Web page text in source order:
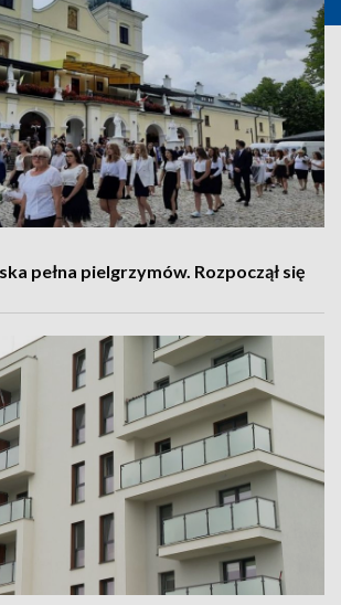
pełna pielgrzymów. Rozpoczął się